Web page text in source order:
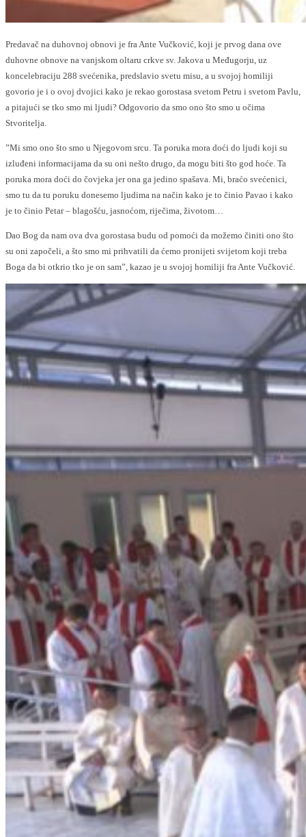
Predavač na duhovnoj obnovi je fra Ante Vučković, koji je prvog dana ove
duhovne obnove na vanjskom oltaru crkve sv. Jakova u Međugorju, uz
koncelebraciju 288 svećenika, predslavio svetu misu, a u svojoj homiliji
govorio je i o ovoj dvojici kako je rekao gorostasa svetom Petru i svetom Pavlu,
a pitajući se tko smo mi ljudi? Odgovorio da smo ono što smo u očima
Stvoritelja.
”Mi smo ono što smo u Njegovom srcu. Ta poruka mora doći do ljudi koji su
izluđeni informacijama da su oni nešto drugo, da mogu biti što god hoće. Ta
poruka mora doći do čovjeka jer ona ga jedino spašava. Mi, braćo svećenici,
smo tu da tu poruku donesemo ljudima na način kako je to činio Pavao i kako
je to činio Petar – blagošću, jasnoćom, riječima, životom…
Dao Bog da nam ova dva gorostasa budu od pomoći da možemo činiti ono što
su oni započeli, a što smo mi prihvatili da ćemo pronijeti svijetom koji treba
Boga da bi otkrio tko je on sam”, kazao je u svojoj homiliji fra Ante Vučković.